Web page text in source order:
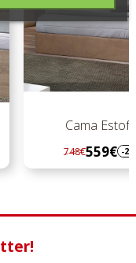
Cama
Regular
preço
748€559€
Preço -25%